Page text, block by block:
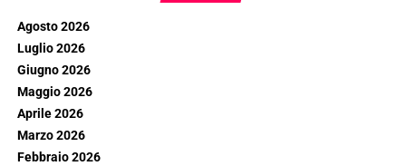
Agosto 2026
Luglio 2026
Giugno 2026
Maggio 2026
Aprile 2026
Marzo 2026
Febbraio 2026